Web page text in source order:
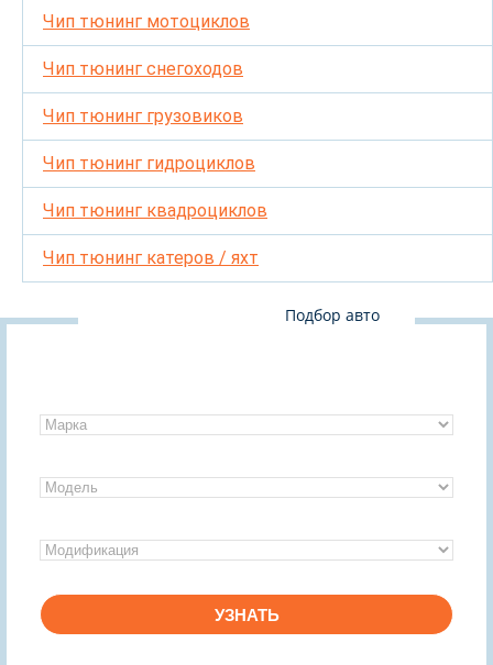
Чип тюнинг мотоциклов
Чип тюнинг снегоходов
Чип тюнинг грузовиков
Чип тюнинг гидроциклов
Чип тюнинг квадроциклов
Чип тюнинг катеров / яхт
Подбор авто
УЗНАТЬ